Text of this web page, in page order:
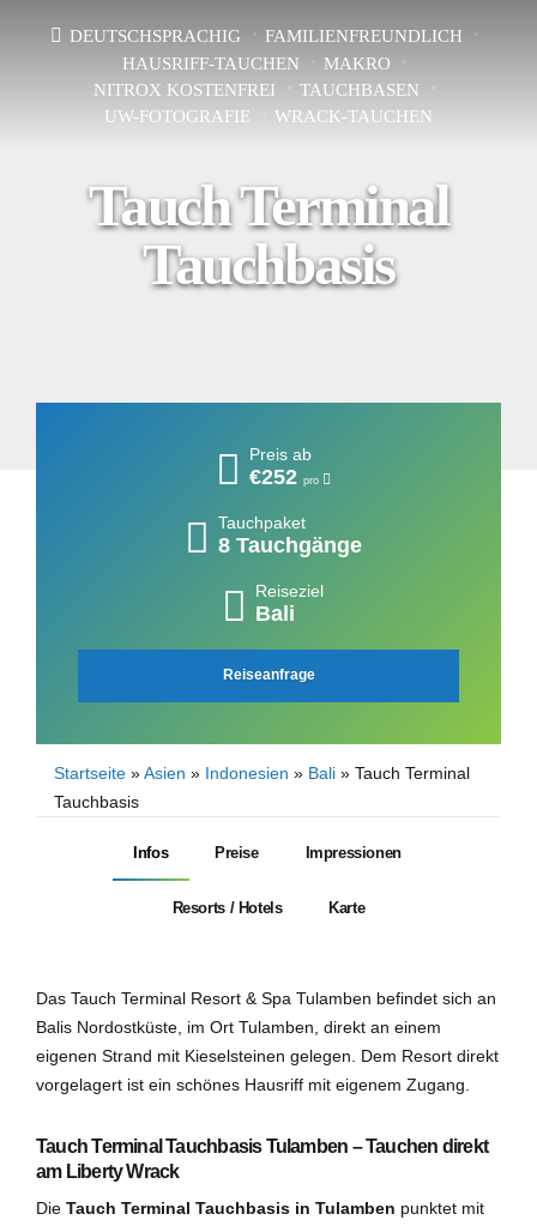
DEUTSCHSPRACHIG
FAMILIENFREUNDLICH
HAUSRIFF-TAUCHEN
MAKRO
NITROX KOSTENFREI
TAUCHBASEN
UW-FOTOGRAFIE
WRACK-TAUCHEN
Tauch Terminal
Tauchbasis
Preis ab
€252 pro
Tauchpaket
8 Tauchgänge
Reiseziel
Bali
Reiseanfrage
Startseite »Asien » Indonesien » Bali » Tauch Terminal
Tauchbasis
Infos Preise Impressionen
Resorts / Hotels Karte
Das Tauch Terminal Resort & Spa Tulamben befindet sich an
Balis Nordostküste, im Ort Tulamben, direkt an einem
eigenen Strand mit Kieselsteinen gelegen. Dem Resort direkt
vorgelagert ist ein schönes Hausriff mit eigenem Zugang.
Tauch Terminal Tauchbasis Tulamben – Tauchen direkt
am Liberty Wrack
Die Tauch Terminal Tauchbasis in Tulamben punktet mit